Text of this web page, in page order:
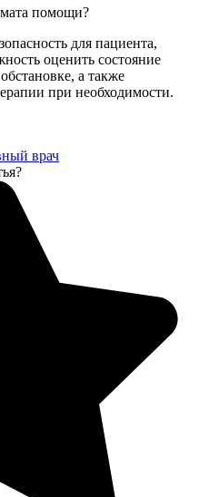
помощи?
для пациента,
оценить состояние
а также
при необходимости.
врач